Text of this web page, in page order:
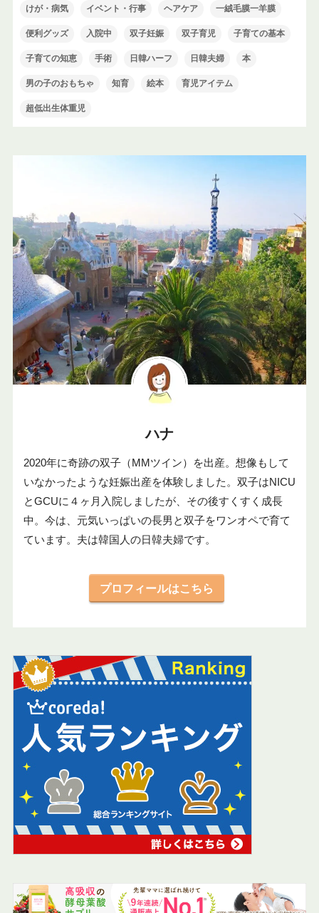
けが・病気 イベント・行事 ヘアケア 一絨毛膜一羊膜
便利グッズ 入院中 双子妊娠 双子育児 子育ての基本
子育ての知恵 手術 日韓ハーフ 日韓夫婦 本
男の子のおもちゃ 知育 絵本 育児アイテム
超低出生体重児
ハナ
2020年に奇跡の双子（MMツイン）を出産。想像もして
いなかったような妊娠出産を体験しました。双子はNICU
とGCUに４ヶ月入院しましたが、その後すくすく成長
中。今は、元気いっぱいの長男と双子をワンオペで育て
ています。夫は韓国人の日韓夫婦です。
プロフィールはこちら